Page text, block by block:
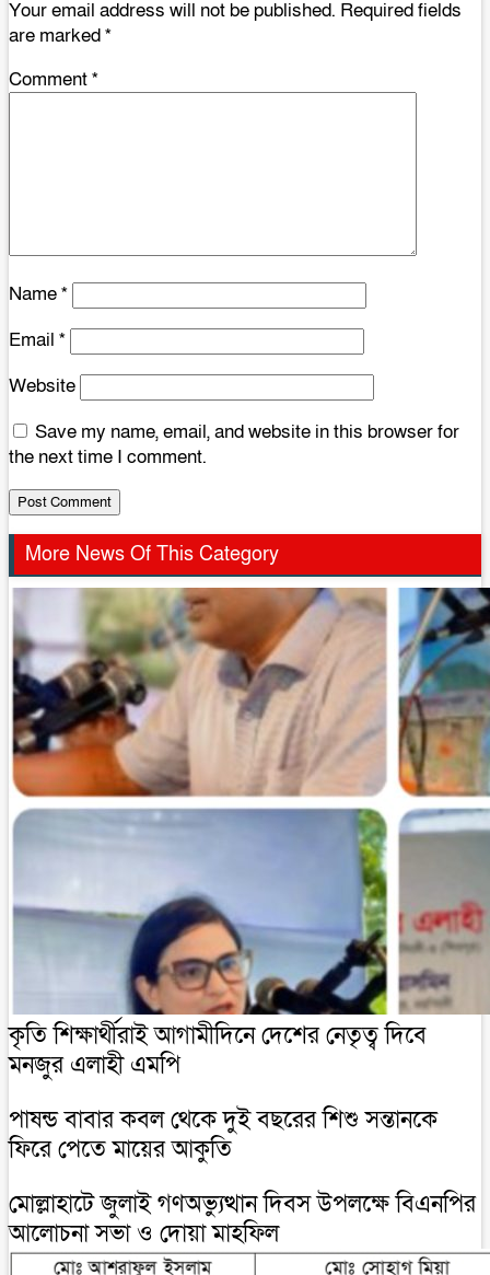
Your email address will not be published. Required fields
are marked*
Comment*
Name*
Email *
Website
Save my name, email, and website in this browser for
the next time I comment.
More News Of This Category
কৃতি শিক্ষার্থীরাই আগামীদিনে দেশের নেতৃত্ব দিবে
মনজুর এলাহী এমপি
পাষন্ড বাবার কবল থেকে দুই বছরের শিশু সন্তানকে
ফিরে পেতে মায়ের আকুতি
মোল্লাহাটে জুলাই গণঅভ্যুত্থান দিবস উপলক্ষে বিএনপির
আলোচনা সভা ও দোয়া মাহফিল